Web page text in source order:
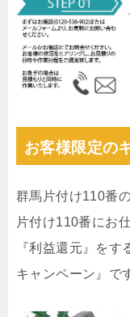
お客様限定の
群馬片付け110番
片付け110番にお
『利益還元』を
キャンペーン』で